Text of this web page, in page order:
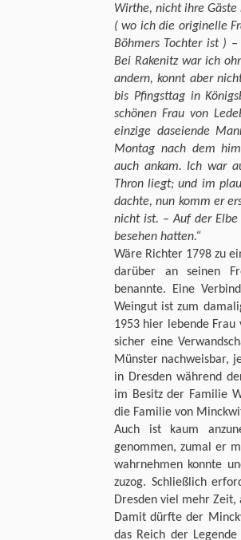
Wirthe, nicht ihre
( wo ich die originelle
Böhmers Tochter ist )
Bei Rakenitz war ich
andern, konnt aber
bis Pfingsttag in
schönen Frau von
einzige daseiende
Montag nach dem
auch ankam. Ich war
Thron liegt; und im
dachte, nun komm er
nicht ist. – Auf der
besehen hatten.“
Wäre Richter 1798 zu
darüber an seinen
benannte. Eine
Weingut ist zum
1953 hier lebende
sicher eine
Münster nachweisbar,
in Dresden während
im Besitz der Familie
die Familie von
Auch ist kaum
genommen, zumal er
wahrnehmen konnte
zuzog. Schließlich
Dresden viel mehr Zeit,
Damit dürfte der
das Reich der